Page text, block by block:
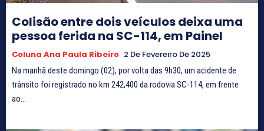
Colisão entre dois veículos deixa uma
pessoa ferida na SC-114, em Painel
Coluna Ana Paula Ribeiro 2 De Fevereiro De 2025
Na manhã deste domingo (02), por volta das 9h30, um acidente de
trânsito foi registrado no km 242,400 da rodovia SC-114, em frente
ao...